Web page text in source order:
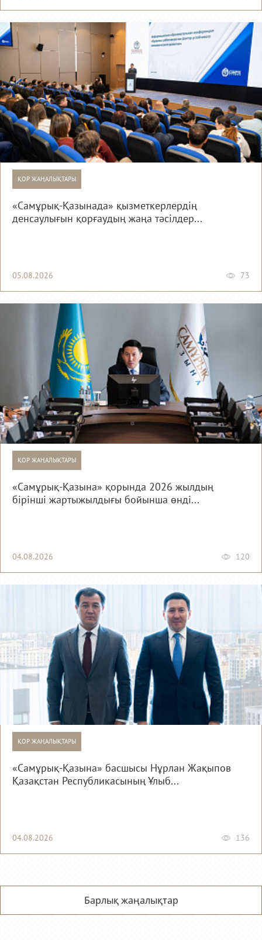
ҚОР ЖАҢАЛЫҚТАРЫ
«Самұрық-Қазынада» қызметкерлердің
денсаулығын қорғаудың жаңа тәсілдер...
05.08.2026 73
ҚОР ЖАҢАЛЫҚТАРЫ
«Самұрық-Қазына» қорында 2026 жылдың
бірінші жартыжылдығы бойынша өнді...
04.08.2026 120
ҚОР ЖАҢАЛЫҚТАРЫ
«Самұрық-Қазына» басшысы Нұрлан Жақыпов
Қазақстан Республикасының Ұлыб...
04.08.2026 136
Барлық жаңалықтар